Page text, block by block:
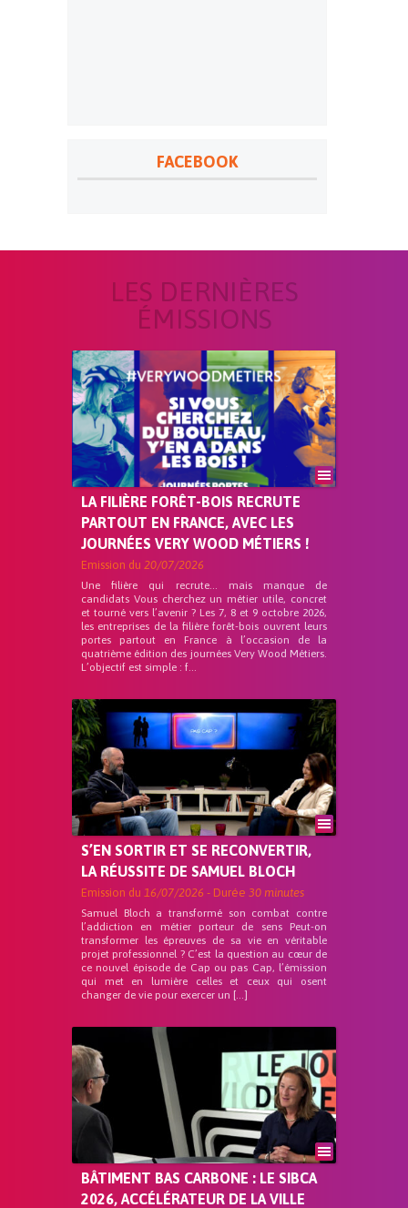
FACEBOOK
LES DERNIÈRES
ÉMISSIONS
LA FILIÈRE FORÊT-BOIS RECRUTE
PARTOUT EN FRANCE, AVEC LES
JOURNÉES VERY WOOD MÉTIERS !
Emission du 20/07/2026
Une filière qui recrute… mais manque de
candidats Vous cherchez un métier utile, concret
et tourné vers l’avenir ? Les 7, 8 et 9 octobre 2026,
les entreprises de la filière forêt-bois ouvrent leurs
portes partout en France à l’occasion de la
quatrième édition des journées Very Wood Métiers.
L’objectif est simple : f...
S’EN SORTIR ET SE RECONVERTIR,
LA RÉUSSITE DE SAMUEL BLOCH
Emission du 16/07/2026 - Durée 30 minutes
Samuel Bloch a transformé son combat contre
l’addiction en métier porteur de sens Peut-on
transformer les épreuves de sa vie en véritable
projet professionnel ? C’est la question au cœur de
ce nouvel épisode de Cap ou pas Cap, l’émission
qui met en lumière celles et ceux qui osent
changer de vie pour exercer un […]
BÂTIMENT BAS CARBONE : LE SIBCA
2026, ACCÉLÉRATEUR DE LA VILLE